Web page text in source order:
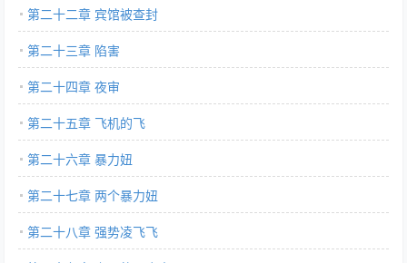
第二十二章 宾馆被查封
第二十三章 陷害
第二十四章 夜审
第二十五章 飞机的飞
第二十六章 暴力妞
第二十七章 两个暴力妞
第二十八章 强势凌飞飞